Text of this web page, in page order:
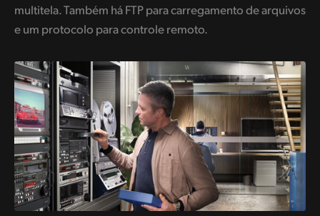
multitela. Também há FTP para carregamento de arquivos
e um protocolo para controle remoto.